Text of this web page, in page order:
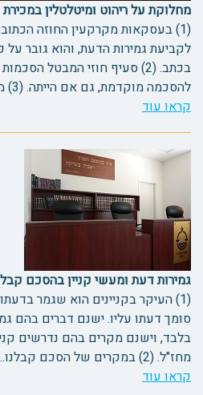
מחלוקת על ריהוט ומיטלטלין במכירת דירה
(1) בעסקאות מקרקעין החוזה
לקביעת גמירות הדעת, והוא גובר
בכתב. (2) סעיף חוזי המבטל
להסכמה מוקדמת, גם אם הייתה. (3) מי...
קראו עוד
גמירות דעת ומעשי קניין בהסכם קבלנות
(1) העיקר בקניינים הוא שגמר
סומך דעתו עליו. ישנם דברים בהם
בלבד, וישנם מקרים בהם נדרשים
מחז"ל. (2) במקרים של הסכם קבלנו...
קראו עוד